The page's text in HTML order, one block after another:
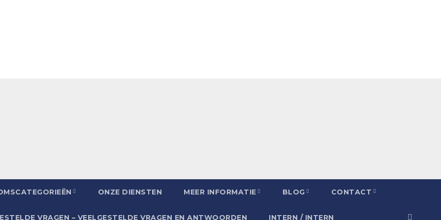
ONZE DIENSTEN MEER INFORMATIE BLOG CONTACT
VRAGEN – VEELGESTELDE VRAGEN EN ANTWOORDEN INTERN / INTERN